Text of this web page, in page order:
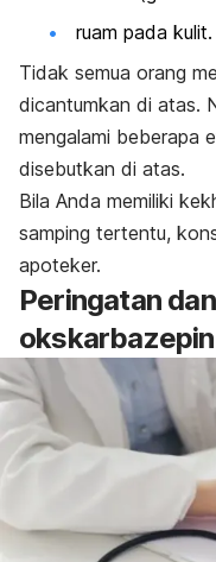
ruam pada kulit.
Tidak semua orang
dicantumkan di atas.
mengalami beberapa
disebutkan di atas.
Bila Anda memiliki
samping tertentu,
apoteker.
Peringatan
okskarbazepin